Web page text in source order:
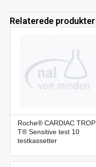
Relaterede produkter
Roche® CARDIAC TROP
T® Sensitive test 10
testkassetter